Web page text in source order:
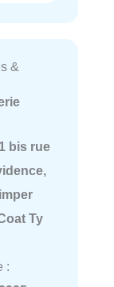
&
1 bis rue
Ty
: